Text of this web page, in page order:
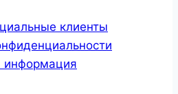
клиенты
информация